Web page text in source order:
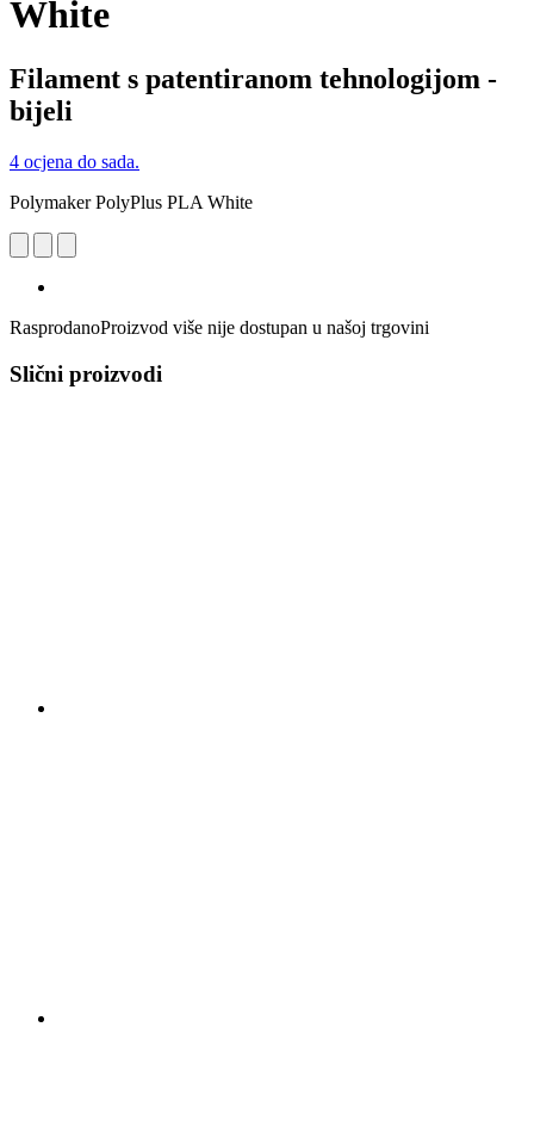
White
Filament s patentiranom tehnologijom -
bijeli
4 ocjena do sada.
Polymaker PolyPlus PLA White
RasprodanoProizvod više nije dostupan u našoj trgovini
Slični proizvodi